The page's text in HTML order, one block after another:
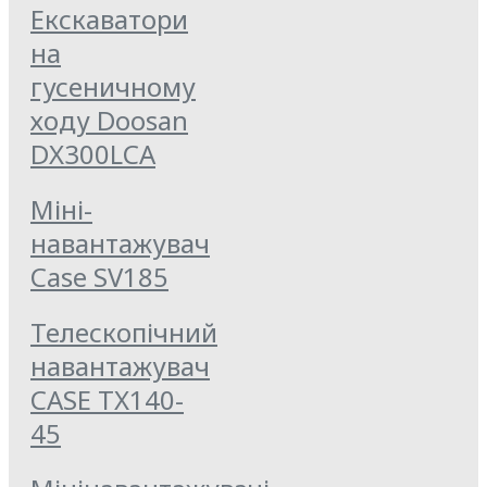
Екскаватори
на
гусеничному
ходу Doosan
DX300LCA
Міні-
навантажувач
Case SV185
Телескопічний
навантажувач
CASE TX140-
45